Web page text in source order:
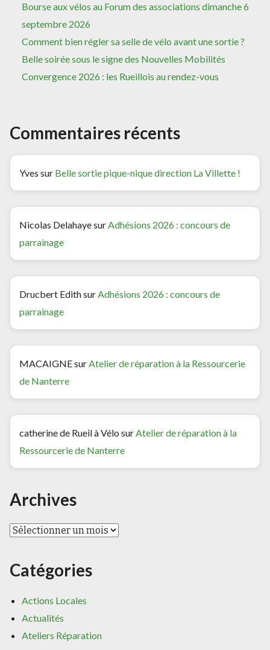
Bourse aux vélos au Forum des associations dimanche 6
septembre 2026
Comment bien régler sa selle de vélo avant une sortie ?
Belle soirée sous le signe des Nouvelles Mobilités
Convergence 2026 : les Rueillois au rendez-vous
Commentaires récents
Yves sur Belle sortie pique-nique direction La Villette !
Nicolas Delahayesur Adhésions 2026 : concours de
parrainage
Drucbert Edithsur Adhésions 2026 : concours de
parrainage
MACAIGNEsur Atelier de réparation à la Ressourcerie
de Nanterre
catherine de Rueil à Vélo sur Atelier de réparation à la
Ressourcerie de Nanterre
Archives
Archives
Catégories
Actions Locales
Actualités
Ateliers Réparation